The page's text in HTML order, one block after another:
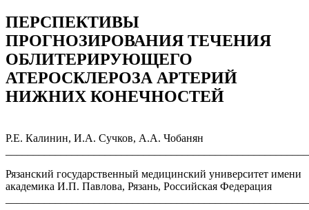
ПЕРСПЕКТИВЫ
ПРОГНОЗИРОВАНИЯ ТЕЧЕНИЯ
ОБЛИТЕРИРУЮЩЕГО
АТЕРОСКЛЕРОЗА АРТЕРИЙ
НИЖНИХ КОНЕЧНОСТЕЙ
Р.Е. Калинин, И.А. Сучков, А.А. Чобанян
Рязанский государственный медицинский университет имени
академика И.П. Павлова, Рязань, Российская Федерация